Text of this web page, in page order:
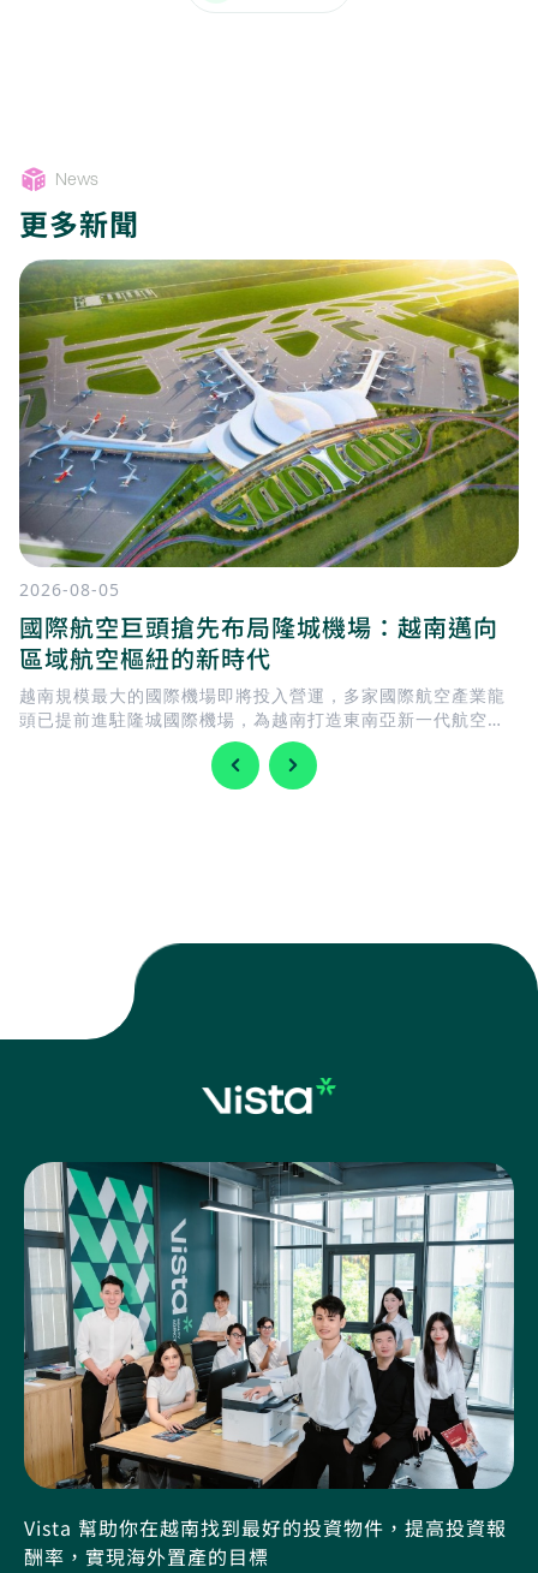
News
更多新聞
2026-08-05
國際航空巨頭搶先布局隆城機場：越南邁向
區域航空樞紐的新時代
越南規模最大的國際機場即將投入營運，多家國際航空產業龍
頭已提前進駐隆城國際機場，為越南打造東南亞新一代航空樞
Vista 幫助你在越南找到最好的投資物件，提高投資報
酬率，實現海外置產的目標